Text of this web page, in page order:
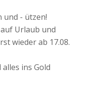
und - ützen!
auf Urlaub und
wieder ab 17.08.
ins Gold